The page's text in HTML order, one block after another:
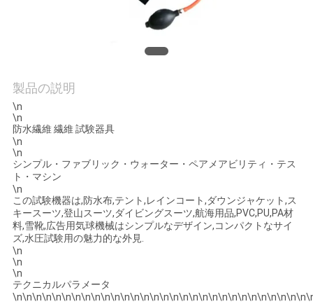
私
達
に
連
絡
し
な
製品の説明
\n
\n
防水繊維 繊維 試験器具
\n
\n
シンプル・ファブリック・ウォーター・ペアメアビリティ・テス
ト・マシン
\n
この試験機器は,防水布,テント,レインコート,ダウンジャケット,ス
キースーツ,登山スーツ,ダイビングスーツ,航海用品,PVC,PU,PA材
料,雪靴,広告用気球機械はシンプルなデザイン,コンパクトなサイ
ズ,水圧試験用の魅力的な外見.
\n
\n
\n
テクニカルパラメータ